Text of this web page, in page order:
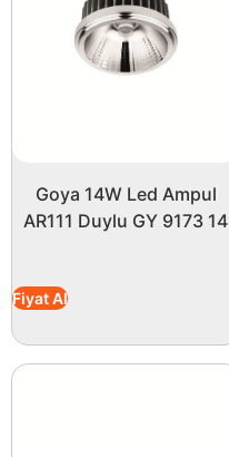
Goya 14W Led Ampul
AR111 Duylu GY 9173 14
Fiyat Al